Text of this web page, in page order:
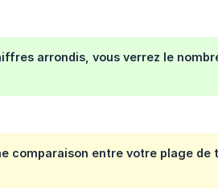
arrondis, vous verrez le
comparaison entre votre plage